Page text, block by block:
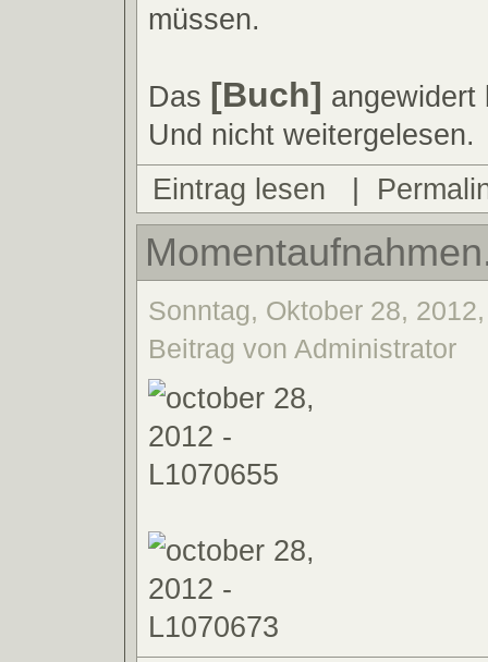
müssen.
Das [Buch] angewidert
Und nicht weitergelesen.
Eintrag lesen
|
Sonntag, Oktober 28,
Beitrag von Administrator